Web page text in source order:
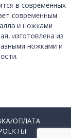
в современных
современным
и ножками
изготовлена из
ножками и
ОПЛАТА